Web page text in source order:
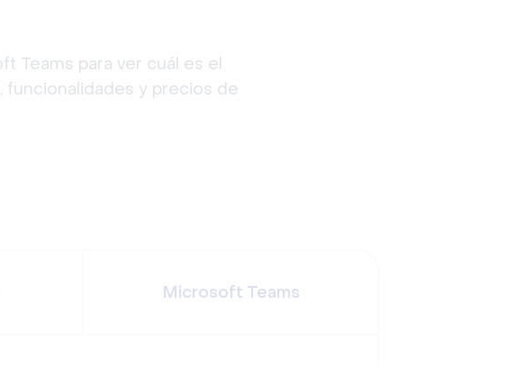
Teams para ver cuál es el
funcionalidades y precios de
Microsoft Teams